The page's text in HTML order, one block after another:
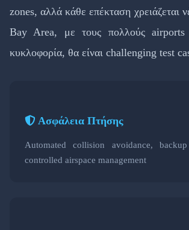
zones, αλλά κάθε επέκταση χρειάζεται
Bay Area, με τους πολλούς airports
κυκλοφορία, θα είναι challenging test
Ασφάλεια Πτήσης
Automated collision avoidance,
controlled airspace management